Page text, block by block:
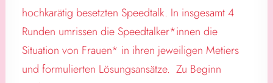
hochkarätig besetzten Speedtalk. In insgesamt 4
Runden umrissen die Speedtalker*innen die
Situation von Frauen* in ihren jeweiligen Metiers
und formulierten Lösungsansätze. Zu Beginn